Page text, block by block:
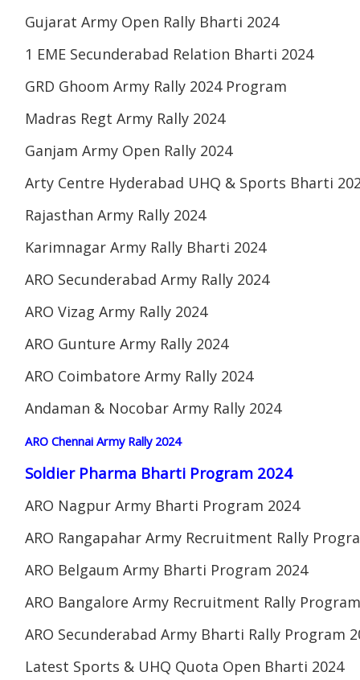
Gujarat Army Open Rally Bharti 2024
1 EME Secunderabad Relation Bharti 2024
GRD Ghoom Army Rally 2024 Program
Madras Regt Army Rally 2024
Ganjam Army Open Rally 2024
Arty Centre Hyderabad UHQ & Sports Bharti
Rajasthan Army Rally 2024
Karimnagar Army Rally Bharti 2024
ARO Secunderabad Army Rally 2024
ARO Vizag Army Rally 2024
ARO Gunture Army Rally 2024
ARO Coimbatore Army Rally 2024
Andaman & Nocobar Army Rally 2024
ARO Chennai Army Rally 2024
Soldier Pharma Bharti Program 2024
ARO Nagpur Army Bharti Program 2024
ARO Rangapahar Army Recruitment Rally
ARO Belgaum Army Bharti Program 2024
ARO Bangalore Army Recruitment Rally
ARO Secunderabad Army Bharti Rally Program
Latest Sports & UHQ Quota Open Bharti 2024